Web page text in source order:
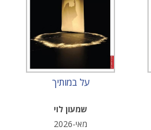
על במותיך
שמעון לוי
מאי-2026